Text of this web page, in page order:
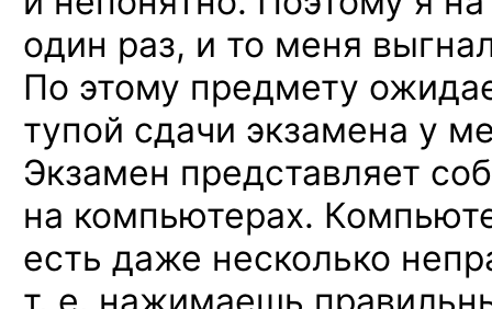
один раз, и то меня
По этому предмету
тупой сдачи экзамена у
Экзамен представляет
на компьютерах.
есть даже несколько